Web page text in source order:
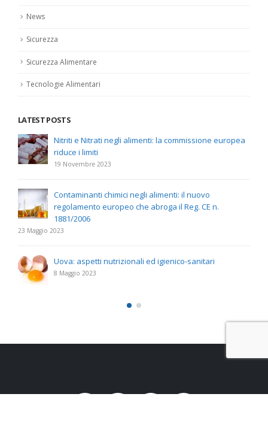
News
Sicurezza
Sicurezza Alimentare
Tecnologie Alimentari
LATEST POSTS
Nitriti e Nitrati negli alimenti: la commissione europea
riduce i limiti
19 Novembre 2023
Contaminanti chimici negli alimenti: il nuovo
regolamento europeo che abroga il Reg. CE n.
1881/2006
23 Maggio 2023
Uova: aspetti nutrizionali ed igienico-sanitari
8 Maggio 2023